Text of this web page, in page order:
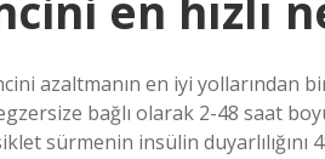
azaltmanın en iyi yollarından
bağlı olarak 2-48 saat
sürmenin insülin